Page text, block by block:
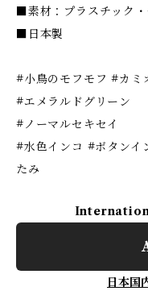
■素材：プラスチック・
■日本製
#小鳥のモフモフ #カミ
#エメラルドグリーン
#ノーマルセキセイ
#水色インコ #ボタンイ
たみ
日本国